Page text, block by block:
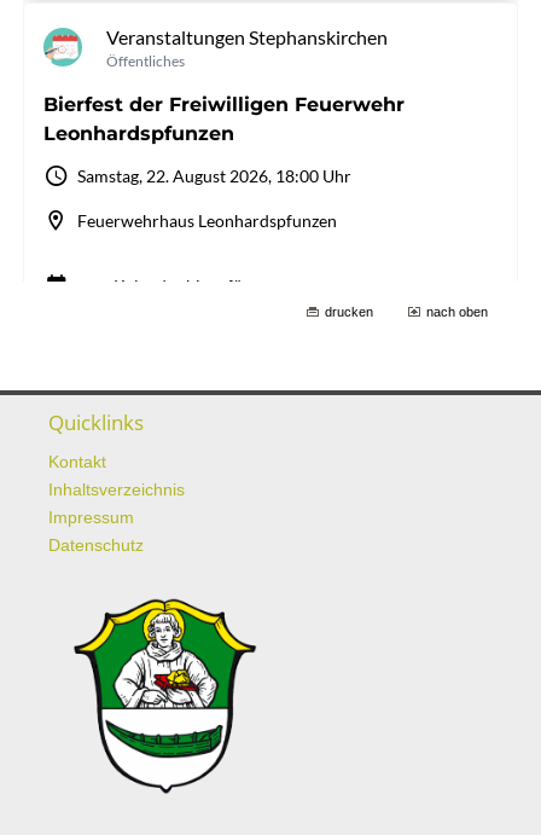
drucken nach oben
Quicklinks
Kontakt
Inhaltsverzeichnis
Impressum
Datenschutz